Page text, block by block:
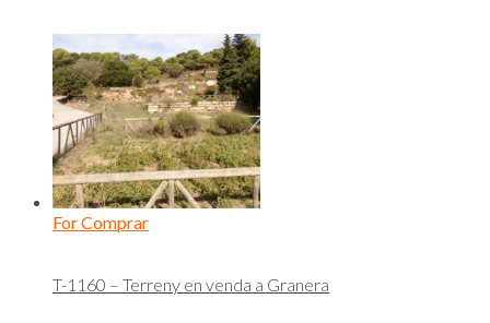
For Comprar
T-1160 – Terreny en venda a Granera